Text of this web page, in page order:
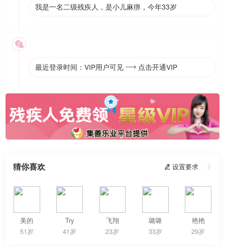
我是一名二级残疾人，是小儿麻痹，今年33岁

最近登录时间：VIP用户可见  点击开通VIP
猜你喜欢  设置要求 
美的
51岁
Try
41岁
飞翔
23岁
璐璐
33岁
艳艳
29岁